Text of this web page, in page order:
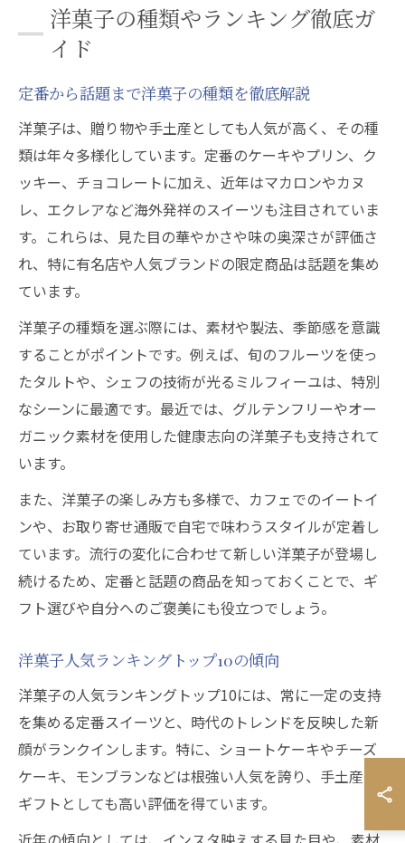
洋菓子の種類やランキング徹底ガ
イド
定番から話題まで洋菓子の種類を徹底解説
洋菓子は、贈り物や手土産としても人気が高く、その種
類は年々多様化しています。定番のケーキやプリン、ク
ッキー、チョコレートに加え、近年はマカロンやカヌ
レ、エクレアなど海外発祥のスイーツも注目されていま
す。これらは、見た目の華やかさや味の奥深さが評価さ
れ、特に有名店や人気ブランドの限定商品は話題を集め
ています。
洋菓子の種類を選ぶ際には、素材や製法、季節感を意識
することがポイントです。例えば、旬のフルーツを使っ
たタルトや、シェフの技術が光るミルフィーユは、特別
なシーンに最適です。最近では、グルテンフリーやオー
ガニック素材を使用した健康志向の洋菓子も支持されて
います。
また、洋菓子の楽しみ方も多様で、カフェでのイートイ
ンや、お取り寄せ通販で自宅で味わうスタイルが定着し
ています。流行の変化に合わせて新しい洋菓子が登場し
続けるため、定番と話題の商品を知っておくことで、ギ
フト選びや自分へのご褒美にも役立つでしょう。
洋菓子人気ランキングトップ10の傾向
洋菓子の人気ランキングトップ10には、常に一定の支持
を集める定番スイーツと、時代のトレンドを反映した新
顔がランクインします。特に、ショートケーキやチーズ
ケーキ、モンブランなどは根強い人気を誇り、手土産や
ギフトとしても高い評価を得ています。